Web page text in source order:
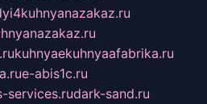
kuhnyaekuhnyaafabrika.ru
e-abis1c.ru
services.rudark-sand.ru